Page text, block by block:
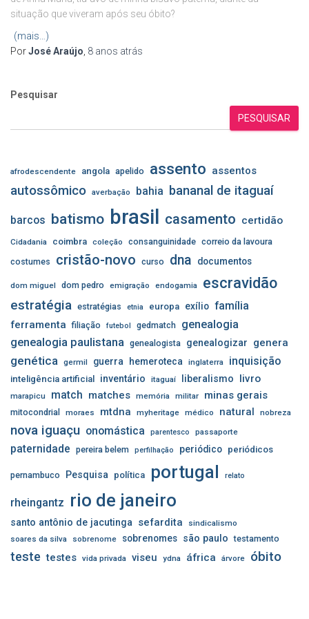
situação que viveram após seu óbito?
(mais…)
PorJosé Araújo 8 anos atrás
Pesquisar
PESQUISAR
afrodescendente angola apelido assento assentos
autossômico averbação bahia bananal de itaguaí
barcos batismo brasil casamento certidão
Cidadania coimbra coleção consanguinidade correio da lavoura
costumes
cristão-novo curso dna documentos
dom miguel dom pedro emigração endogamia escravidão
estratégia estratégias etnia europa exílio família
ferramenta filiação futebol gedmatch genealogia
genealogia paulistana genealogista genealogizar genera
genética germil guerra hemeroteca inglaterra inquisição
inteligência artificial inventário itaguaí liberalismo livro
marapicu match matches memória militar minas gerais
mitocondrial moraes mtdna myheritage médico natural nobreza
nova iguaçu onomástica parentesco passaporte
paternidade pereira belem perfilhação periódico periódicos
pernambuco Pesquisa política portugal relato
rheingantz rio de janeiro
santo antônio de jacutinga sefardita
sindicalismo
soares da silva
sobrenome sobrenomes são paulo testamento
teste testes vida privada viseu ydna áfrica árvore óbito